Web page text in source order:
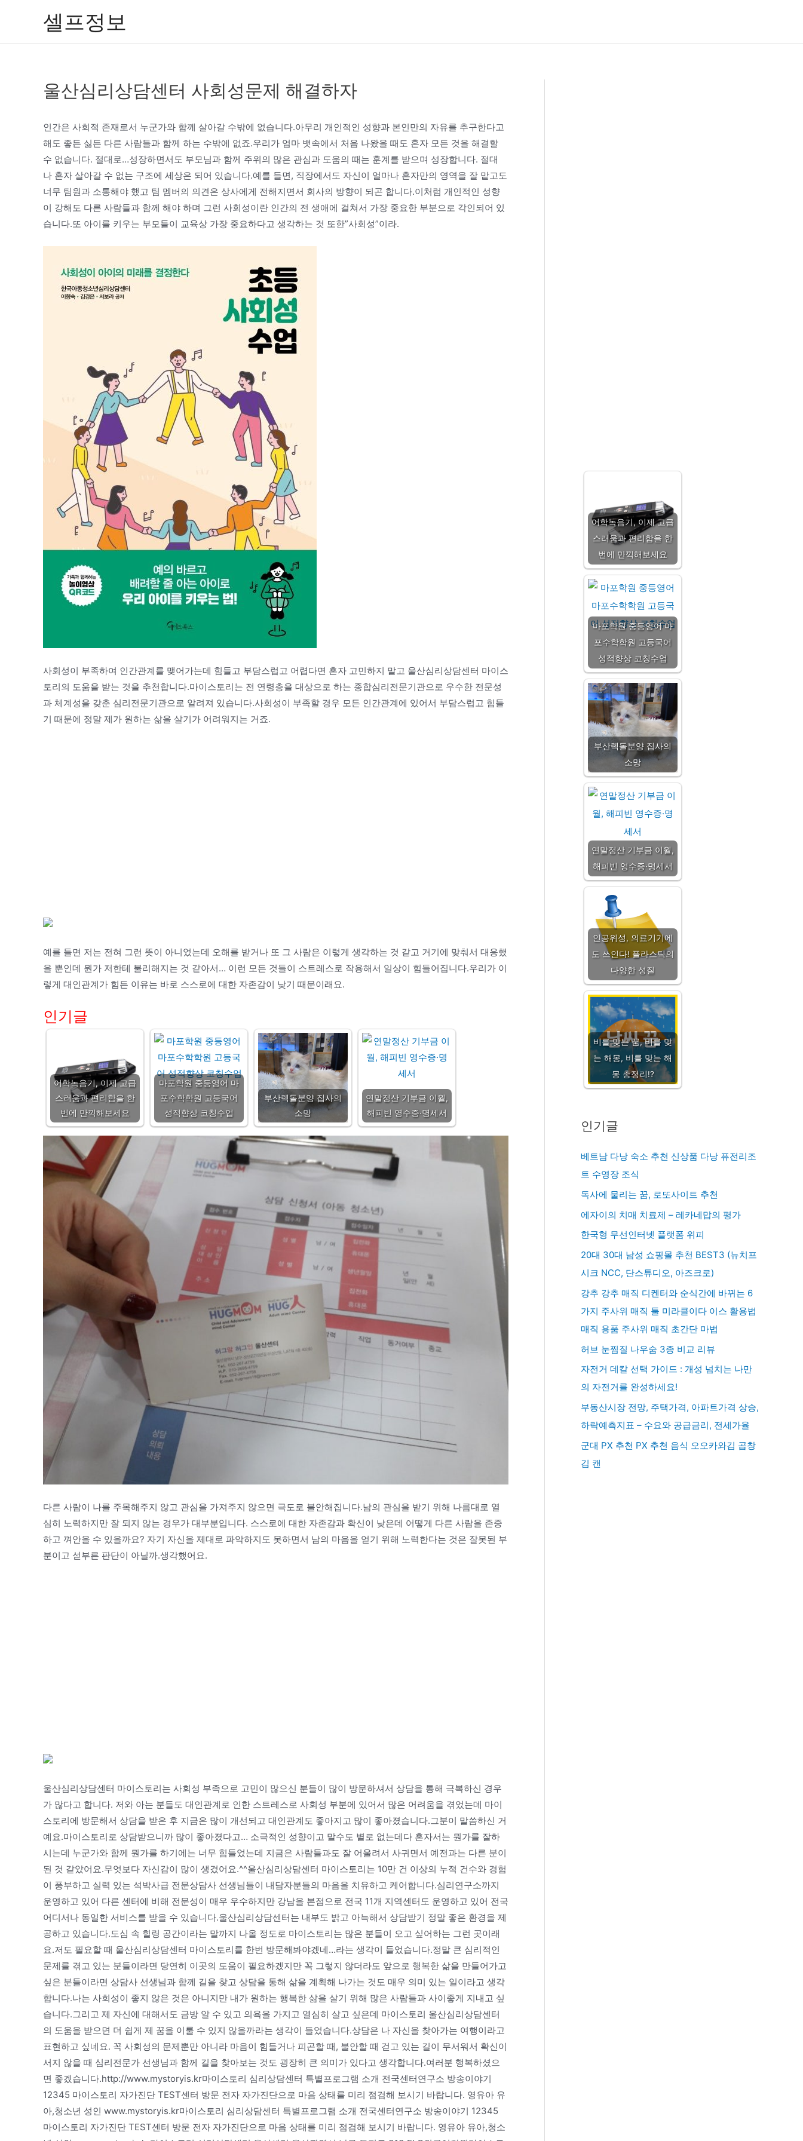
셀프정보
울산심리상담센터 사회성문제 해결하자
인간은 사회적 존재로서 누군가와 함께 살아갈 수밖에 없습니다.아무리 개인적인 성향과 본인만의 자유를 추구한다고
해도 좋든 싫든 다른 사람들과 함께 하는 수밖에 없죠.우리가 엄마 뱃속에서 처음 나왔을 때도 혼자 모든 것을 해결할
수 없습니다. 절대로…성장하면서도 부모님과 함께 주위의 많은 관심과 도움의 때는 훈계를 받으며 성장합니다. 절대
나 혼자 살아갈 수 없는 구조에 세상은 되어 있습니다.예를 들면, 직장에서도 자신이 얼마나 혼자만의 영역을 잘 맡고도
너무 팀원과 소통해야 했고 팀 멤버의 의견은 상사에게 전해지면서 회사의 방향이 되곤 합니다.이처럼 개인적인 성향
이 강해도 다른 사람들과 함께 해야 하며 그런 사회성이란 인간의 전 생애에 걸쳐서 가장 중요한 부분으로 각인되어 있
습니다.또 아이를 키우는 부모들이 교육상 가장 중요하다고 생각하는 것 또한”사회성”이라.
사회성이 부족하여 인간관계를 맺어가는데 힘들고 부담스럽고 어렵다면 혼자 고민하지 말고 울산심리상담센터 마이스
토리의 도움을 받는 것을 추천합니다.마이스토리는 전 연령층을 대상으로 하는 종합심리전문기관으로 우수한 전문성
과 체계성을 갖춘 심리전문기관으로 알려져 있습니다.사회성이 부족할 경우 모든 인간관계에 있어서 부담스럽고 힘들
기 때문에 정말 제가 원하는 삶을 살기가 어려워지는 거죠.
예를 들면 저는 전혀 그런 뜻이 아니었는데 오해를 받거나 또 그 사람은 이렇게 생각하는 것 같고 거기에 맞춰서 대응했
을 뿐인데 뭔가 저한테 불리해지는 것 같아서… 이런 모든 것들이 스트레스로 작용해서 일상이 힘들어집니다.우리가 이
렇게 대인관계가 힘든 이유는 바로 스스로에 대한 자존감이 낮기 때문이래요.
인기글
어학녹음기, 이제 고급
스러움과 편리함을 한
번에 만끽해보세요
마포학원 중등영어 마
포수학학원 고등국어
성적향상 코칭수업
부산렉돌분양 집사의
소망
연말정산 기부금 이월,
해피빈 영수증·명세서
다른 사람이 나를 주목해주지 않고 관심을 가져주지 않으면 극도로 불안해집니다.남의 관심을 받기 위해 나름대로 열
심히 노력하지만 잘 되지 않는 경우가 대부분입니다. 스스로에 대한 자존감과 확신이 낮은데 어떻게 다른 사람을 존중
하고 껴안을 수 있을까요? 자기 자신을 제대로 파악하지도 못하면서 남의 마음을 얻기 위해 노력한다는 것은 잘못된 부
분이고 섣부른 판단이 아닐까.생각했어요.
울산심리상담센터 마이스토리는 사회성 부족으로 고민이 많으신 분들이 많이 방문하셔서 상담을 통해 극복하신 경우
가 많다고 합니다. 저와 아는 분들도 대인관계로 인한 스트레스로 사회성 부분에 있어서 많은 어려움을 겪었는데 마이
스토리에 방문해서 상담을 받은 후 지금은 많이 개선되고 대인관계도 좋아지고 많이 좋아졌습니다.그분이 말씀하신 거
예요.마이스토리로 상담받으니까 많이 좋아졌다고… 소극적인 성향이고 말수도 별로 없는데다 혼자서는 뭔가를 잘하
시는데 누군가와 함께 뭔가를 하기에는 너무 힘들었는데 지금은 사람들과도 잘 어울려서 사귀면서 예전과는 다른 분이
된 것 같았어요.무엇보다 자신감이 많이 생겼어요.^^울산심리상담센터 마이스토리는 10만 건 이상의 누적 건수와 경험
이 풍부하고 실력 있는 석박사급 전문상담사 선생님들이 내담자분들의 마음을 치유하고 케어합니다.심리연구소까지
운영하고 있어 다른 센터에 비해 전문성이 매우 우수하지만 강남을 본점으로 전국 11개 지역센터도 운영하고 있어 전국
어디서나 동일한 서비스를 받을 수 있습니다.울산심리상담센터는 내부도 밝고 아늑해서 상담받기 정말 좋은 환경을 제
공하고 있습니다.도심 속 힐링 공간이라는 말까지 나올 정도로 마이스토리는 많은 분들이 오고 싶어하는 그런 곳이래
요.저도 필요할 때 울산심리상담센터 마이스토리를 한번 방문해봐야겠네…라는 생각이 들었습니다.정말 큰 심리적인
문제를 겪고 있는 분들이라면 당연히 이곳의 도움이 필요하겠지만 꼭 그렇지 않더라도 앞으로 행복한 삶을 만들어가고
싶은 분들이라면 상담사 선생님과 함께 길을 찾고 상담을 통해 삶을 계획해 나가는 것도 매우 의미 있는 일이라고 생각
합니다.나는 사회성이 좋지 않은 것은 아니지만 내가 원하는 행복한 삶을 살기 위해 많은 사람들과 사이좋게 지내고 싶
습니다.그리고 제 자신에 대해서도 금방 알 수 있고 의욕을 가지고 열심히 살고 싶은데 마이스토리 울산심리상담센터
의 도움을 받으면 더 쉽게 제 꿈을 이룰 수 있지 않을까라는 생각이 들었습니다.상담은 나 자신을 찾아가는 여행이라고
표현하고 싶네요. 꼭 사회성의 문제뿐만 아니라 마음이 힘들거나 피곤할 때, 불안할 때 걷고 있는 길이 무서워서 확신이
서지 않을 때 심리전문가 선생님과 함께 길을 찾아보는 것도 굉장히 큰 의미가 있다고 생각합니다.여러분 행복하셨으
면 좋겠습니다.http://www.mystoryis.kr마이스토리 심리상담센터 특별프로그램 소개 전국센터연구소 방송이야기
12345 마이스토리 자가진단 TEST센터 방문 전자 자가진단으로 마음 상태를 미리 점검해 보시기 바랍니다. 영유아 유
아,청소년 성인 www.mystoryis.kr마이스토리 심리상담센터 특별프로그램 소개 전국센터연구소 방송이야기 12345
마이스토리 자가진단 TEST센터 방문 전자 자가진단으로 마음 상태를 미리 점검해 보시기 바랍니다. 영유아 유아,청소
어학녹음기, 이제 고급
스러움과 편리함을 한
번에 만끽해보세요
마포학원 중등영어 마
포수학학원 고등국어
성적향상 코칭수업
부산렉돌분양 집사의
소망
연말정산 기부금 이월,
해피빈 영수증·명세서
인공위성, 의료기기에
도 쓰인다! 플라스틱의
다양한 성질
비를 맞는 꿈, 비를 맞
는 해몽, 비를 맞는 해
몽 총정리!?
인기글
베트남 다낭 숙소 추천 신상품 다낭 퓨전리조
트 수영장 조식
독사에 물리는 꿈, 로또사이트 추천
에자이의 치매 치료제 – 레카네맙의 평가
한국형 무선인터넷 플랫폼 위피
20대 30대 남성 쇼핑몰 추천 BEST3 (뉴치프
시크 NCC, 단스튜디오, 아즈크로)
강추 강추 매직 디켄터와 순식간에 바뀌는 6
가지 주사위 매직 툴 미라클이다 이스 활용법
매직 용품 주사위 매직 초간단 마법
허브 눈찜질 나우숨 3종 비교 리뷰
자전거 데칼 선택 가이드 : 개성 넘치는 나만
의 자전거를 완성하세요!
부동산시장 전망, 주택가격, 아파트가격 상승,
하락예측지표 – 수요와 공급금리, 전세가율
군대 PX 추천 PX 추천 음식 오오카와김 곱창
김 캔